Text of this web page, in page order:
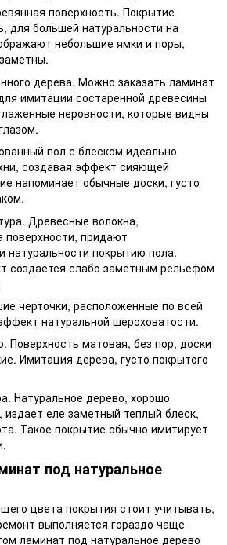
поверхность. Покрытие
для большей натуральности на
небольшие ямки и поры,
дерева. Можно заказать ламинат
имитации состаренной древесины
неровности, которые видны
пол с блеском идеально
создавая эффект сияющей
напоминает обычные доски, густо
Древесные волокна,
поверхности, придают
натуральности покрытию пола.
создается слабо заметным рельефом
черточки, расположенные по всей
натуральной шероховатости.
Поверхность матовая, без пор, доски
Имитация дерева, густо покрытого
Натуральное дерево, хорошо
издает еле заметный теплый блеск,
Такое покрытие обычно имитирует
под натуральное
цвета покрытия стоит учитывать,
выполняется гораздо чаще
ламинат под натуральное дерево